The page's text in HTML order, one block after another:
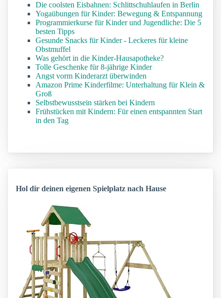
Die coolsten Eisbahnen: Schlittschuhlaufen in Berlin
Yogaübungen für Kinder: Bewegung & Entspannung
Programmierkurse für Kinder und Jugendliche: Die 5
besten Tipps
Gesunde Snacks für Kinder - Leckeres für kleine
Obstmuffel
Was gehört in die Kinder-Hausapotheke?
Tolle Geschenke für 8-jährige Kinder
Angst vorm Kinderarzt überwinden
Amazon Prime Kinderfilme: Unterhaltung für Klein &
Groß
Selbstbewusstsein stärken bei Kindern
Frühstücken mit Kindern: Für einen entspannten Start
in den Tag
Hol dir deinen eigenen Spielplatz nach Hause